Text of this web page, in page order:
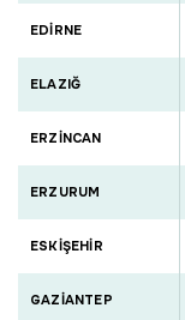
EDİRNE
ELAZIĞ
ERZİNCAN
ERZURUM
ESKİŞEHİR
GAZİANTEP